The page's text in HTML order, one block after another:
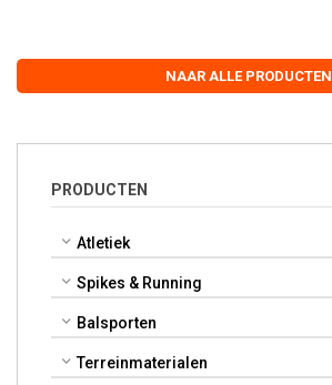
NAAR ALLE PRODUCTEN
PRODUCTEN
Atletiek
Spikes & Running
Balsporten
Terreinmaterialen